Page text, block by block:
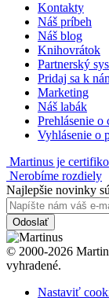
Kontakty
Náš príbeh
Náš blog
Knihovrátok
Partnerský
Pridaj sa k
Marketing
Náš labák
Prehlásenie o
Vyhlásenie o
Martinus je
Nerobíme rozdiely
Najlepšie novinky
Odoslať
© 2000-2026
vyhradené.
Nastaviť